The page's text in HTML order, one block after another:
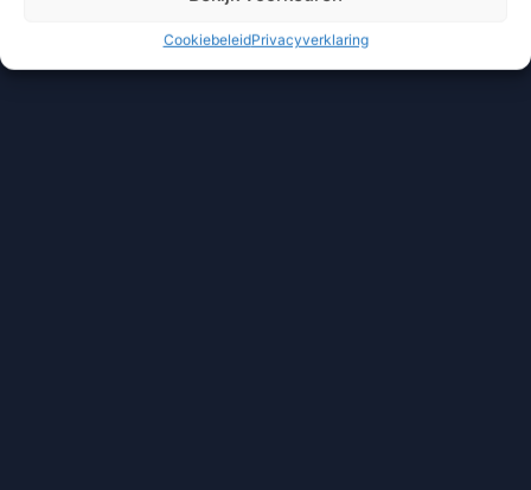
CookiebeleidPrivacyverklaring